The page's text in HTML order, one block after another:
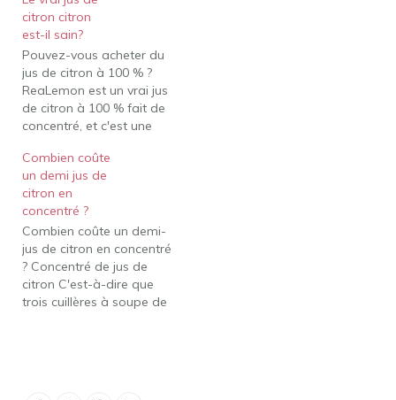
environ 4 à 5 cuillères à
soupe par citron
Combien de cuillères à
soupe de jus de citron
concentré équivaut à…
citron citron
est-il sain?
Pouvez-vous acheter du
jus de citron à 100 % ?
ReaLemon est un vrai jus
de citron à 100 % fait de
concentré, et c'est une
tracas des citrons frais.
ReaLemon est votre
compagnon de cuisine,
idéal pour ajouter une
délicieuse touche de
citron à vos recettes…
Combien coûte
un demi jus de
citron en
concentré ?
Combien coûte un demi-
jus de citron en concentré
? Concentré de jus de
citron C'est-à-dire que
trois cuillères à soupe de